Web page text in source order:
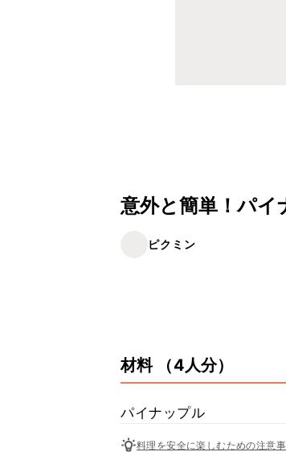
意外と簡単！パイ
ピクミン
材料 （4人分）
パイナップル
料理を安全に楽しむための注意